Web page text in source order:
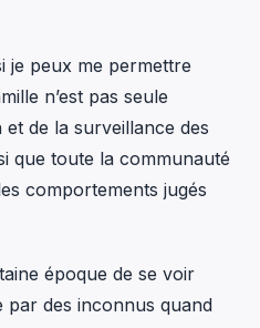
je peux me permettre
n’est pas seule
et de la surveillance des
que toute la communauté
comportements jugés
époque de se voir
par des inconnus quand